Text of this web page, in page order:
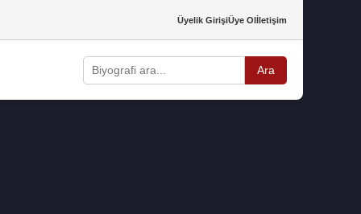
Üyelik GirişiÜye Olİletişim
Ara